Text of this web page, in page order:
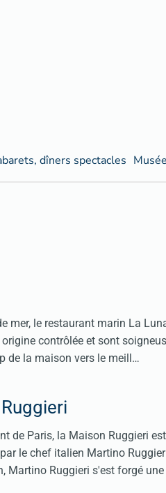
dîners spectacles
mer, le restaurant marin La
contrôlée et sont
de la maison vers le meill…
de Paris, la Maison Ruggieri
le chef italien Martino
Martino Ruggieri s'est forgé